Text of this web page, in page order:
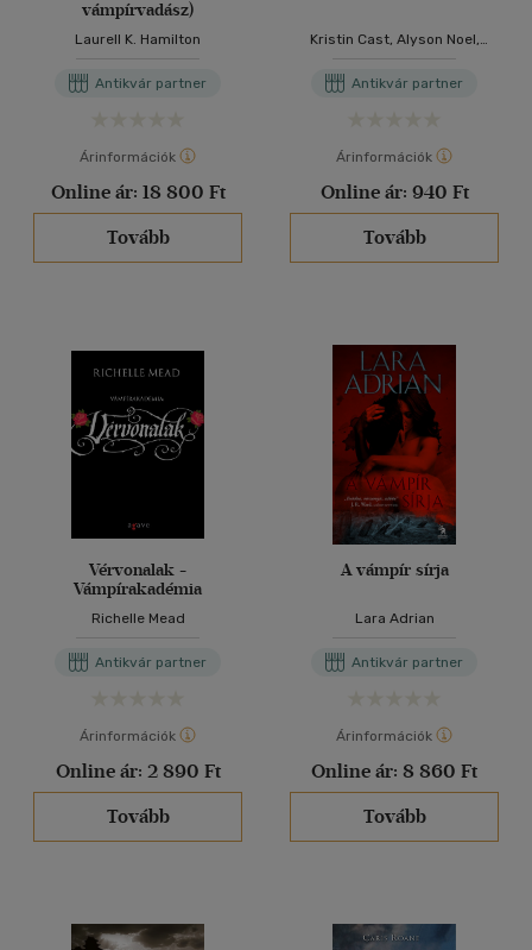
vámpírvadász)
Laurell K. Hamilton
Antikvár partner
Árinformációk
Online ár: 18 800 Ft
Tovább
Kristin Cast, Alyson Noel,
Mead, Block, Francescalia
Antikvár partner
Árinformációk
Online ár: 940 Ft
Tovább
Vérvonalak -
Vámpírakadémia
Richelle Mead
Antikvár partner
Árinformációk
Online ár: 2 890 Ft
Tovább
A vámpír sírja
Lara Adrian
Antikvár partner
Árinformációk
Online ár: 8 860 Ft
Tovább